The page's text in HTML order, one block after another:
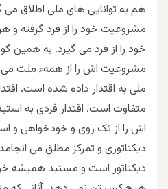
هم به توانایی های ملی اطلاق می
مشروعیت خود را از فرد گرفته
خود را از فرد می گیرد. به همین
مشروعیت اش را از همهء ملت می
ملی به اقتدار داده شده است.
متفاوت است. اقتدار فردی به
اش را از تک روی و خودخواهی و
دیکتاتوری و تمرکز مطلق می
دیکتاتور است و مستبد همیشه